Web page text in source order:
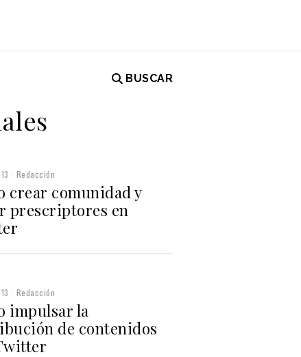
BUSCAR
Redacción
crear comunidad y
prescriptores en
Redacción
impulsar la
de contenidos